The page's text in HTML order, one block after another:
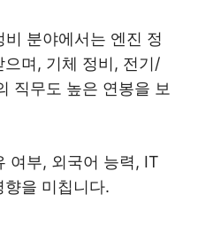
비 분야에서는 엔진 정
며, 기체 정비, 전기/
직무도 높은 연봉을 보
여부, 외국어 능력, IT
을 미칩니다.